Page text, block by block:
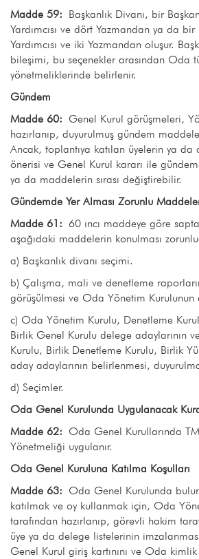
Madde 59: Başkanlık Divanı, bir
Yardımcısı ve dört Yazmandan ya da
Yardımcısı ve iki Yazmandan oluşur.
bileşimi, bu seçenekler arasından Oda
yönetmeliklerinde belirlenir.
Gündem
Madde 60: Genel Kurul görüşmeleri,
hazırlanıp, duyurulmuş gündem
Ancak, toplantıya katılan üyelerin ya da
önerisi ve Genel Kurul kararı ile
ya da maddelerin sırası değiştirebilir.
Gündemde Yer Alması Zorunlu
Madde 61: 60 ıncı maddeye göre
aşağıdaki maddelerin konulması
a) Başkanlık divanı seçimi.
b) Çalışma, mali ve denetleme
görüşülmesi ve Oda Yönetim Kurulunun
c) Oda Yönetim Kurulu, Denetleme
Birlik Genel Kurulu delege adaylarının
Kurulu, Birlik Denetleme Kurulu, Birlik
aday adaylarının belirlenmesi,
d) Seçimler.
Oda Genel Kurulunda Uygulanacak
Madde 62: Oda Genel Kurullarında
Yönetmeliği uygulanır.
Oda Genel Kuruluna Katılma Koşulları
Madde 63: Oda Genel Kurulunda
katılmak ve oy kullanmak için, Oda
tarafından hazırlanıp, görevli hakim
üye ya da delege listelerinin
Genel Kurul giriş kartınını ve Oda kimlik